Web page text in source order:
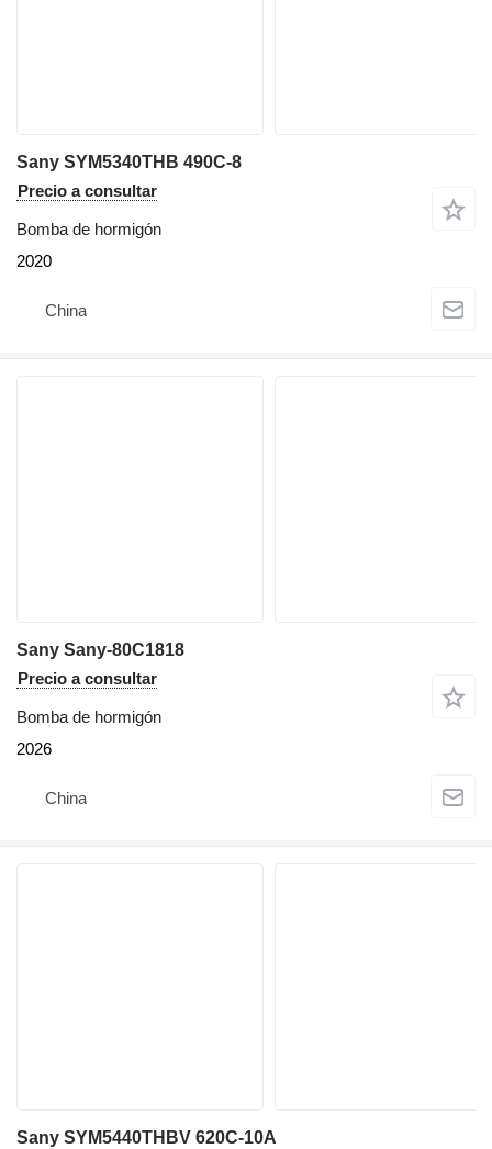
Sany SYM5340THB 490C-8
Precio a consultar
Bomba de hormigón
2020
China
Sany Sany-80C1818
Precio a consultar
Bomba de hormigón
2026
China
Sany SYM5440THBV 620C-10A